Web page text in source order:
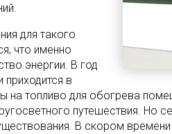
для такого
что именно
энергии. В год
приходится в
на топливо для обогрева
путешествия. Но
В скором времени